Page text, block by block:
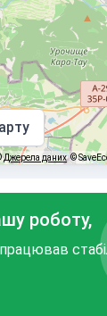
Джерела даних ©
роботу,